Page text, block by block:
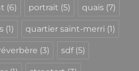
(6) portrait (5) quais (7)
(1) quartier saint-merri (1)
(3) sdf(5)